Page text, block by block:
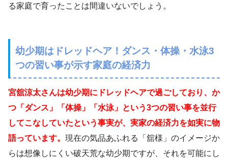
る家庭で育ったことは間違いないでしょう。
幼少期はドレッドヘア！ダンス・体操・水泳3
つの習い事が示す家庭の経済力
宮舘涼太さんは幼少期にドレッドヘアで過ごしており、か
つ「ダンス」「体操」「水泳」という3つの習い事を並行
してこなしていたという事実が、実家の経済力を如実に物
語っています。 現在の気品あふれる「舘様」のイメージか
らは想像しにくい破天荒な幼少期ですが、それを可能にし